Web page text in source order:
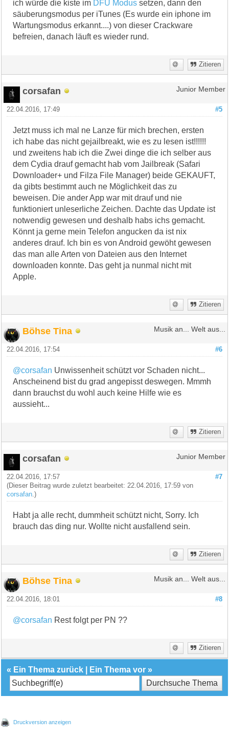
ich würde die kiste im DFU Modus setzen, dann den
säuberungsmodus per iTunes (Es wurde ein iphone im
Wartungsmodus erkannt....) von dieser Crackware
befreien, danach läuft es wieder rund.
Zitieren
corsafan Junior Member
#5
22.04.2016, 17:49
Jetzt muss ich mal ne Lanze für mich brechen, ersten
ich habe das nicht gejailbreakt, wie es zu lesen ist!!!!!!
und zweitens hab ich die Zwei dinge die ich selber aus
dem Cydia drauf gemacht hab vom Jailbreak (Safari
Downloader+ und Filza File Manager) beide GEKAUFT,
da gibts bestimmt auch ne Möglichkeit das zu
beweisen. Die ander App war mit drauf und nie
funktioniert unleserliche Zeichen. Dachte das Update ist
notwendig gewesen und deshalb habs ichs gemacht.
Könnt ja gerne mein Telefon angucken da ist nix
anderes drauf. Ich bin es von Android gewöht gewesen
das man alle Arten von Dateien aus den Internet
downloaden konnte. Das geht ja nunmal nicht mit
Apple.
Zitieren
Böhse Tina Musik an... Welt aus...
#6
22.04.2016, 17:54
@corsafan Unwissenheit schützt vor Schaden nicht...
Anscheinend bist du grad angepisst deswegen. Mmmh
dann brauchst du wohl auch keine Hilfe wie es
aussieht...
Zitieren
corsafan Junior Member
#7
22.04.2016, 17:57
(Dieser Beitrag wurde zuletzt bearbeitet: 22.04.2016, 17:59 von
corsafan .)
Habt ja alle recht, dummheit schützt nicht, Sorry. Ich
brauch das ding nur. Wollte nicht ausfallend sein.
Zitieren
Böhse Tina Musik an... Welt aus...
#8
22.04.2016, 18:01
@corsafan Rest folgt per PN ??
Zitieren
« Ein Thema zurück Ein Thema vor »
Druckversion anzeigen